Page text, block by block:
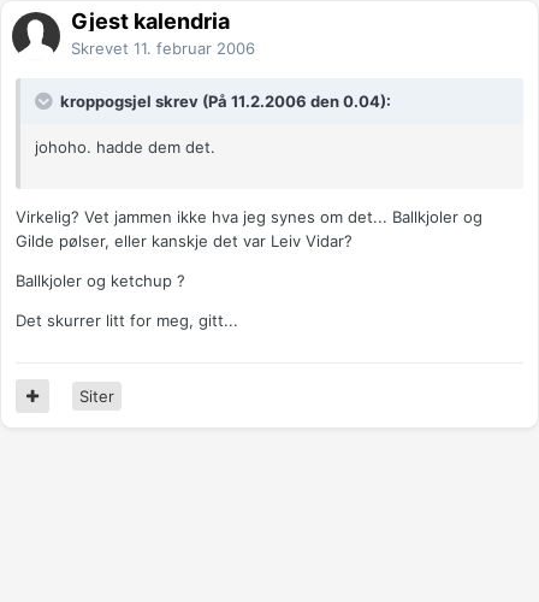
Gjest kalendria
Skrevet 11. februar 2006
kroppogsjel skrev (På 11.2.2006 den 0.04):
johoho. hadde dem det.
Virkelig? Vet jammen ikke hva jeg synes om det... Ballkjoler og
Gilde pølser, eller kanskje det var Leiv Vidar?
Ballkjoler og ketchup ?
Det skurrer litt for meg, gitt...
Siter